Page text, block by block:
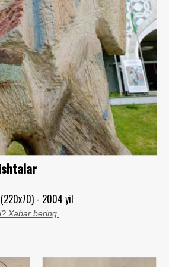
(220x70) - 2004 yil
Xabar bering.